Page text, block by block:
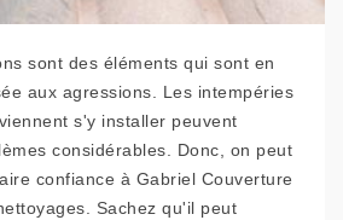
sont des éléments qui sont en
aux agressions. Les intempéries
s'y installer peuvent
considérables. Donc, on peut
confiance à Gabriel Couverture
Sachez qu'il peut